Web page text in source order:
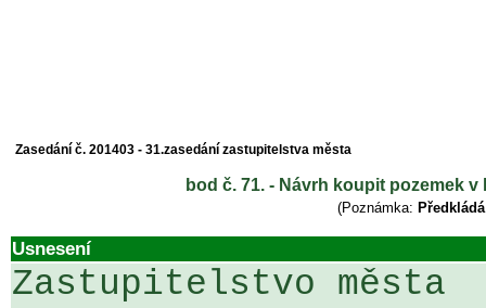
Zasedání č. 201403 - 31.zasedání zastupitelstva města
bod č. 71. - Návrh koupit pozemek
(Poznámka:
Usnesení
Zastupitelstvo města